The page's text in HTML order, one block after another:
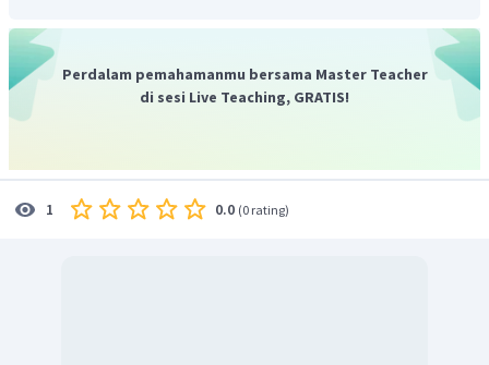
Perdalam pemahamanmu bersama Master Teacher
di sesi Live Teaching, GRATIS!
1 0.0 (0 rating)